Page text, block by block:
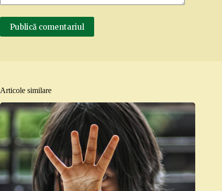
Publică comentariul
Articole similare